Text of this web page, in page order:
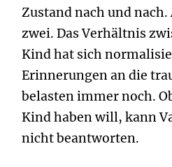
Zustand nach und
zwei. Das Verhältnis
Kind hat sich
Erinnerungen an die
belasten immer noch.
Kind haben will, kann
nicht beantworten.